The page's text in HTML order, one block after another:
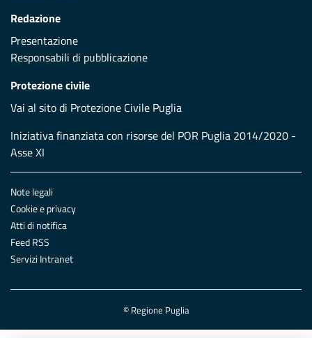
Redazione
Presentazione
Responsabili di pubblicazione
Protezione civile
Vai al sito di Protezione Civile Puglia
Iniziativa finanziata con risorse del POR Puglia 2014/2020 -
Asse XI
Note legali
Cookie e privacy
Atti di notifica
Feed RSS
Servizi Intranet
© Regione Puglia